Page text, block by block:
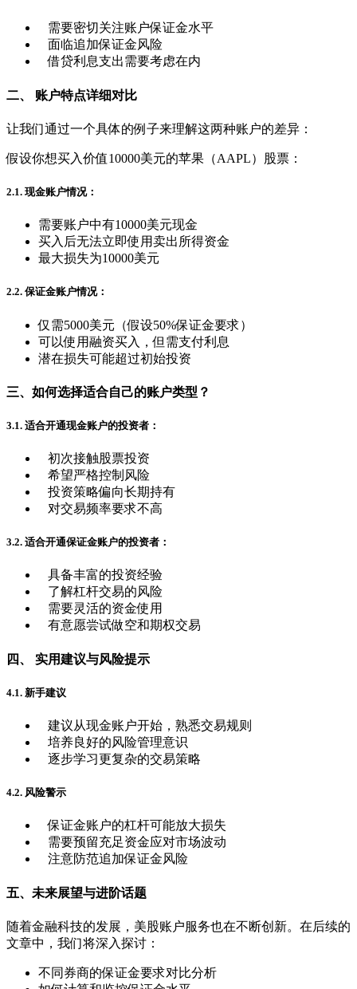
需要密切关注账户保证金水平
面临追加保证金风险
借贷利息支出需要考虑在内
二、 账户特点详细对比
让我们通过一个具体的例子来理解这两种账户的差异：
假设你想买入价值10000美元的苹果（AAPL）股票：
2.1. 现金账户情况：
需要账户中有10000美元现金
买入后无法立即使用卖出所得资金
最大损失为10000美元
2.2. 保证金账户情况：
仅需5000美元（假设50%保证金要求）
可以使用融资买入，但需支付利息
潜在损失可能超过初始投资
三、如何选择适合自己的账户类型？
3.1. 适合开通现金账户的投资者：
初次接触股票投资
希望严格控制风险
投资策略偏向长期持有
对交易频率要求不高
3.2. 适合开通保证金账户的投资者：
具备丰富的投资经验
了解杠杆交易的风险
需要灵活的资金使用
有意愿尝试做空和期权交易
四、 实用建议与风险提示
4.1. 新手建议
建议从现金账户开始，熟悉交易规则
培养良好的风险管理意识
逐步学习更复杂的交易策略
4.2. 风险警示
保证金账户的杠杆可能放大损失
需要预留充足资金应对市场波动
注意防范追加保证金风险
五、未来展望与进阶话题
随着金融科技的发展，美股账户服务也在不断创新。在后续的
文章中，我们将深入探讨：
不同券商的保证金要求对比分析